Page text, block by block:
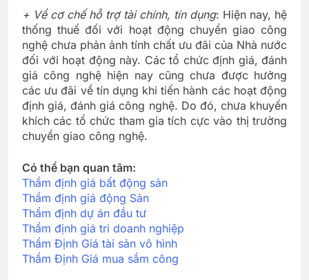
+ Về cơ chế hỗ trợ tài chính, tín dụng: Hiện nay, hệ
thống thuế đối với hoạt động chuyển giao công
nghệ chưa phản ảnh tính chất ưu đãi của Nhà nước
đối với hoạt động này. Các tổ chức định giá, đánh
giá công nghệ hiện nay cũng chưa được hưởng
các ưu đãi về tín dụng khi tiến hành các hoạt động
định giá, đánh giá công nghệ. Do đó, chưa khuyến
khích các tổ chức tham gia tích cực vào thị trường
chuyển giao công nghệ.
Có thể bạn quan tâm:
Thẩm định giá bất động sản
Thẩm định giá động Sản
Thẩm định dự án đầu tư
Thẩm định giá tri doanh nghiệp
Thẩm Định Giá tài sản vô hình
Thẩm Định Giá mua sắm công